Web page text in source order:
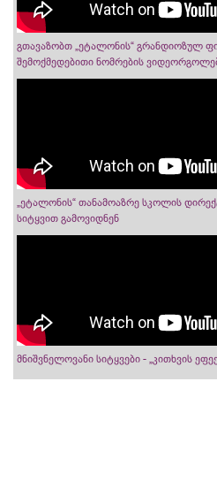
გთავაზობთ „ეტალონის“ გრანდიოზულ
შემოქმედებითი ნომრების
„ეტალონის“ თანამოაზრე სკოლის
სიტყვით გამოვიდნენ
მნიშვნელოვანი სიტყვები - „კითხვის